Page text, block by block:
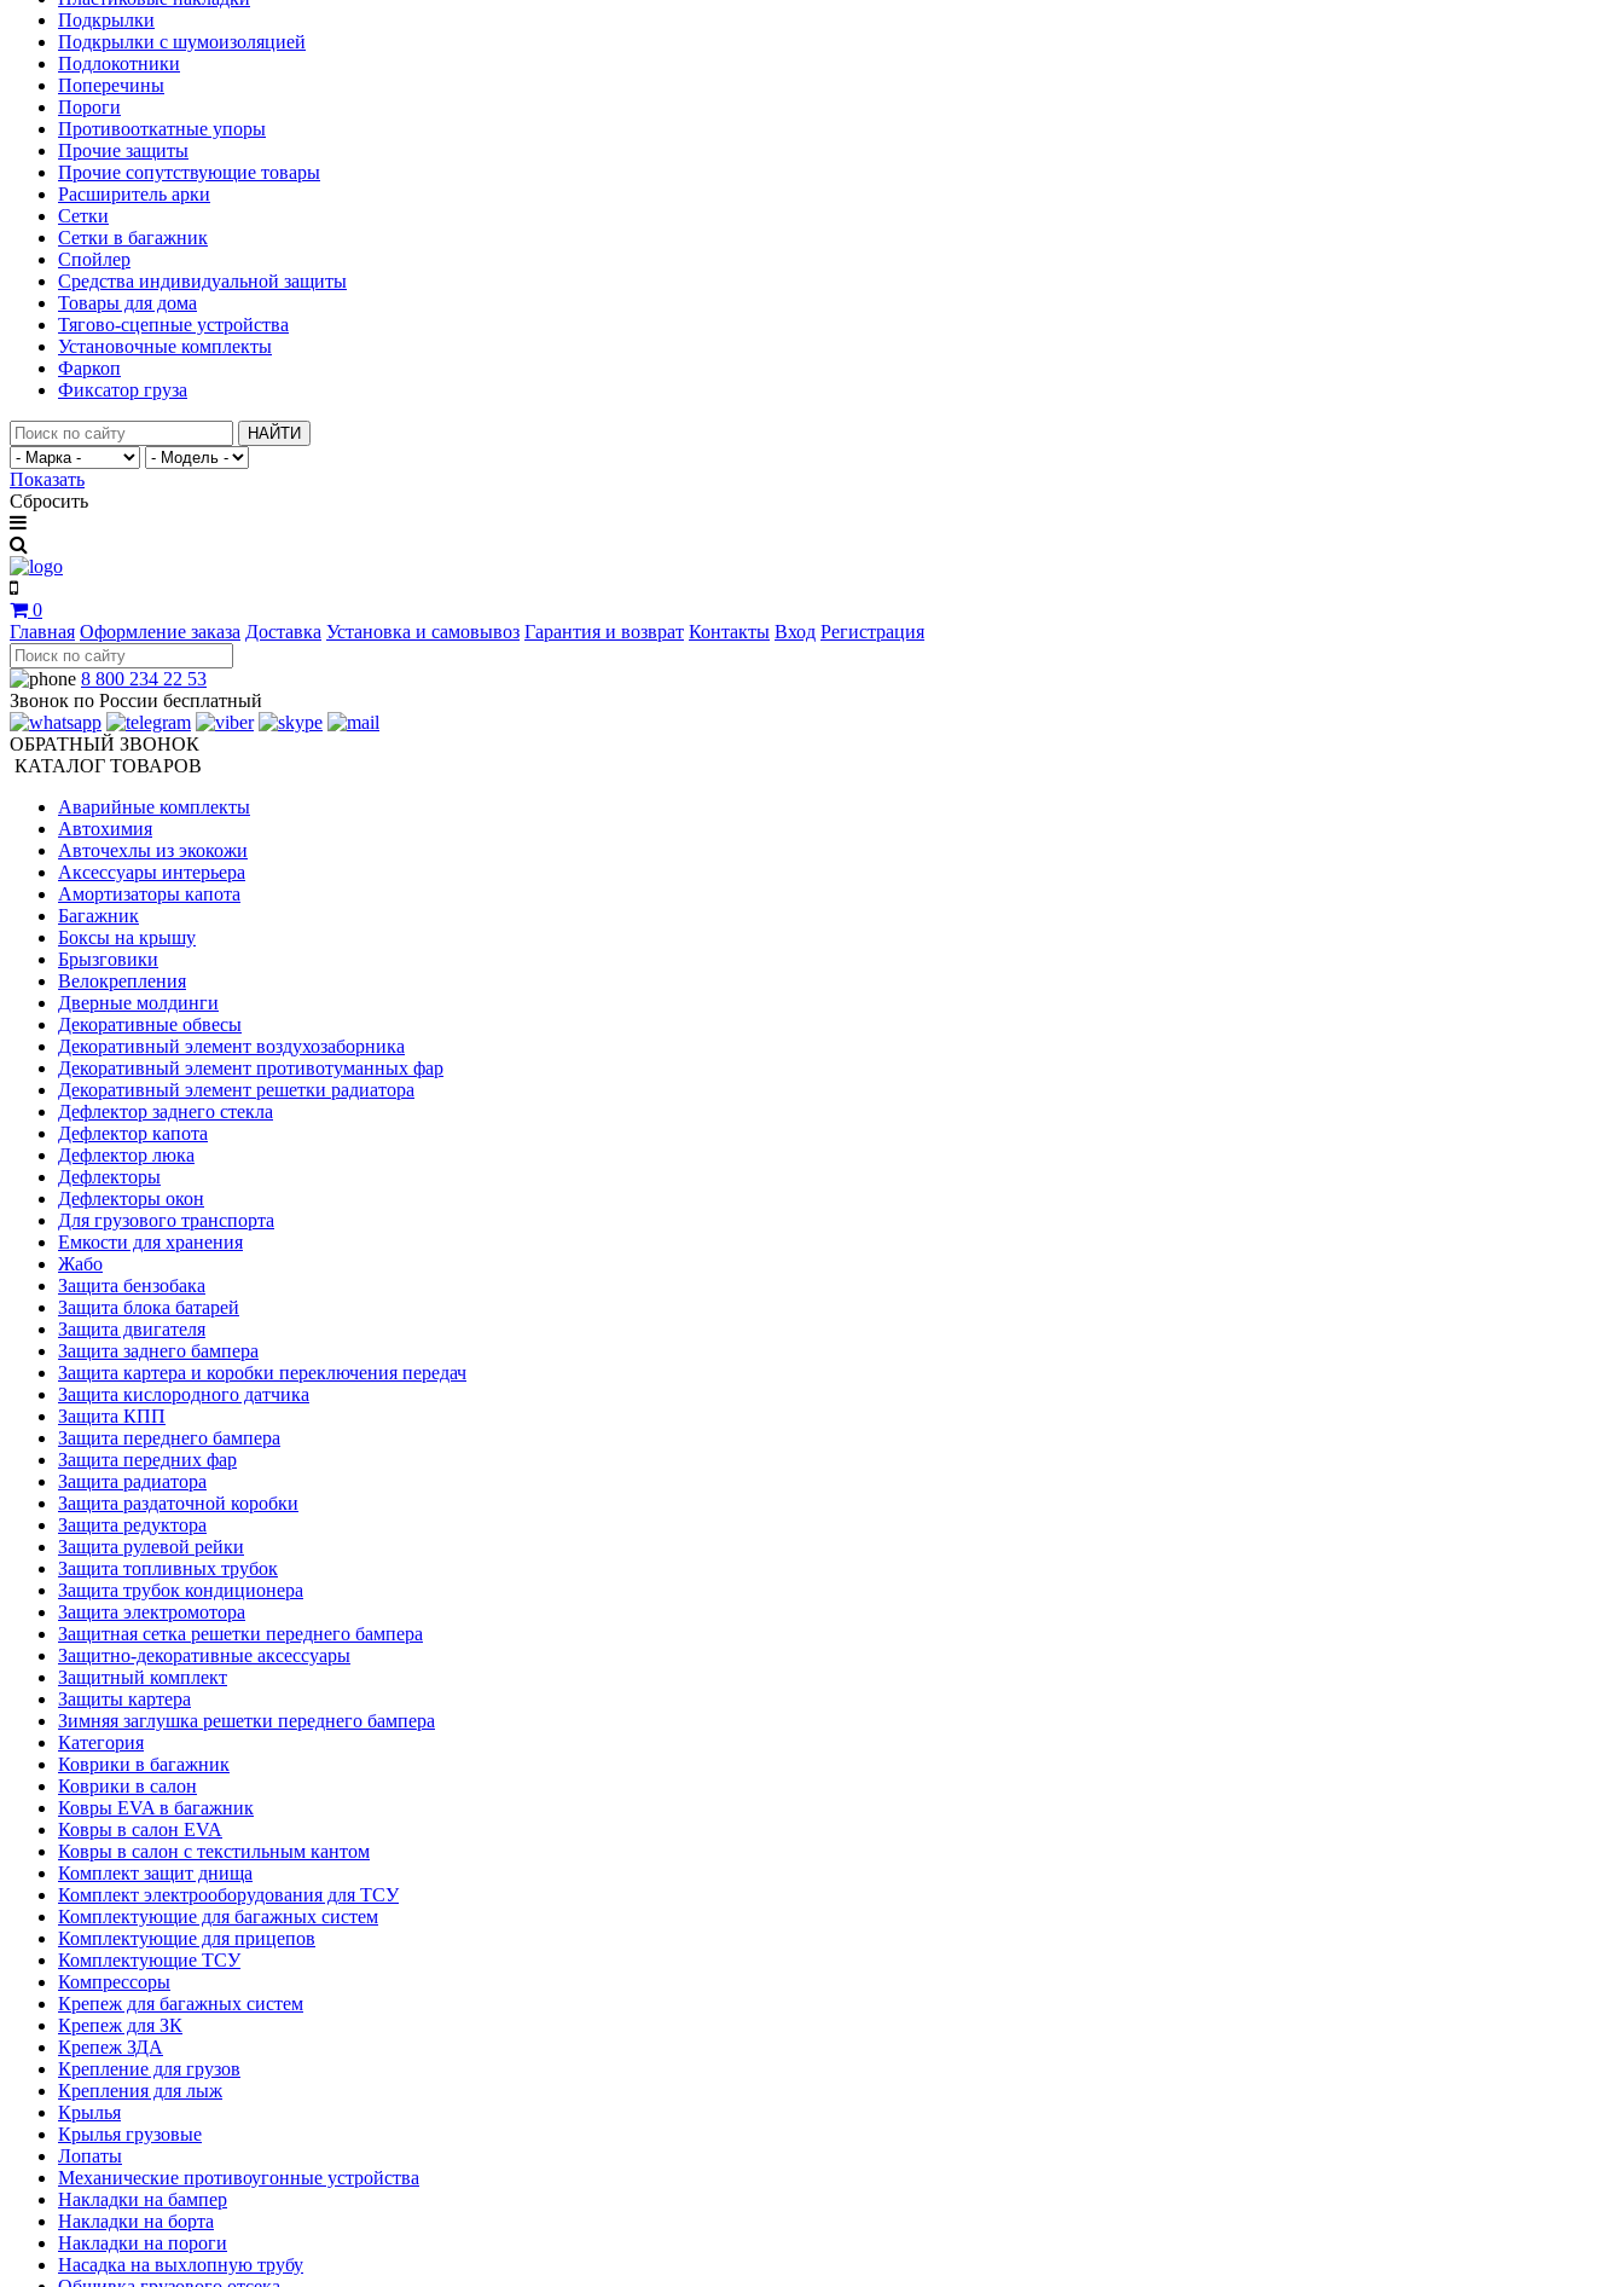
Подкрылки
Подкрылки с шумоизоляцией
Подлокотники
Поперечины
Пороги
Противооткатные упоры
Прочие защиты
Прочие сопутствующие товары
Расширитель арки
Сетки
Сетки в багажник
Спойлер
Средства индивидуальной защиты
Товары для дома
Тягово-сцепные устройства
Установочные комплекты
Фаркоп
Фиксатор груза
НАЙТИ
Показать
Сбросить
0
Главная Оформление заказа Доставка Установка и самовывоз Гарантия и возврат Контакты Вход Регистрация
8 800 234 22 53
Звонок по России бесплатный
ОБРАТНЫЙ ЗВОНОК
КАТАЛОГ ТОВАРОВ
Аварийные комплекты
Автохимия
Авточехлы из экокожи
Аксессуары интерьера
Амортизаторы капота
Багажник
Боксы на крышу
Брызговики
Велокрепления
Дверные молдинги
Декоративные обвесы
Декоративный элемент воздухозаборника
Декоративный элемент противотуманных фар
Декоративный элемент решетки радиатора
Дефлектор заднего стекла
Дефлектор капота
Дефлектор люка
Дефлекторы
Дефлекторы окон
Для грузового транспорта
Емкости для хранения
Жабо
Защита бензобака
Защита блока батарей
Защита двигателя
Защита заднего бампера
Защита картера и коробки переключения передач
Защита кислородного датчика
Защита КПП
Защита переднего бампера
Защита передних фар
Защита радиатора
Защита раздаточной коробки
Защита редуктора
Защита рулевой рейки
Защита топливных трубок
Защита трубок кондиционера
Защита электромотора
Защитная сетка решетки переднего бампера
Защитно-декоративные аксессуары
Защитный комплект
Защиты картера
Зимняя заглушка решетки переднего бампера
Категория
Коврики в багажник
Коврики в салон
Ковры EVA в багажник
Ковры в салон EVA
Ковры в салон с текстильным кантом
Комплект защит днища
Комплект электрооборудования для ТСУ
Комплектующие для багажных систем
Комплектующие для прицепов
Комплектующие ТСУ
Компрессоры
Крепеж для багажных систем
Крепеж для ЗК
Крепеж ЗДА
Крепление для грузов
Крепления для лыж
Крылья
Крылья грузовые
Лопаты
Механические противоугонные устройства
Накладки на бампер
Накладки на борта
Накладки на пороги
Насадка на выхлопную трубу